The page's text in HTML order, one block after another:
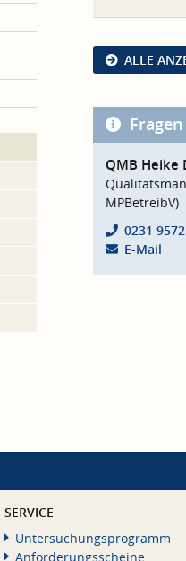
ALLE
QMB Heike
MPBetreibV)
0231
E-Mail
SERVICE
Untersuchungsprogramm
Anforderungsscheine